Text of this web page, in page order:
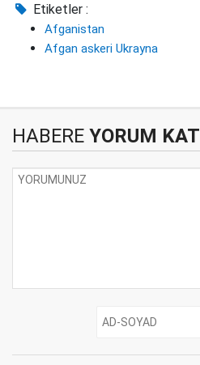
Etiketler :
Afganistan
Afgan askeri Ukrayna
HABERE YORUM KAT